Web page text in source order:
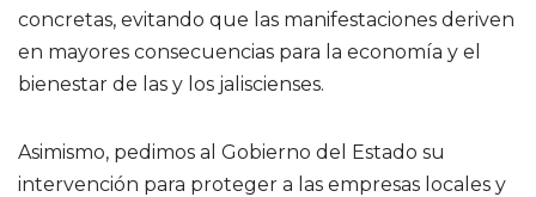
concretas, evitando que las manifestaciones deriven
en mayores consecuencias para la economía y el
bienestar de las y los jaliscienses.
Asimismo, pedimos al Gobierno del Estado su
intervención para proteger a las empresas locales y